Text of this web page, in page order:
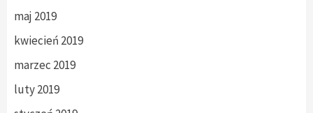
maj 2019
kwiecień 2019
marzec 2019
luty 2019